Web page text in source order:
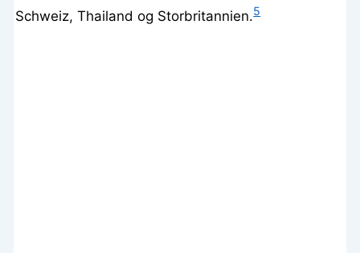
Schweiz, Thailand og Storbritannien.5